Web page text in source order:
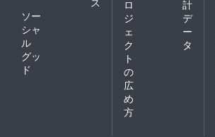
ソー
シャ
ル
グッ
ド
ロ
ジ
ェ
ク
ト
の
広
め
方
計
デ
ー
タ